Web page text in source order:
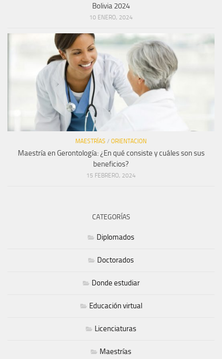
Bolivia 2024
10 ENERO, 2024
MAESTRÍAS / ORIENTACION
Maestría en Gerontología: ¿En qué consiste y cuáles son sus
beneficios?
15 FEBRERO, 2024
CATEGORÍAS
Diplomados
Doctorados
Donde estudiar
Educación virtual
Licenciaturas
Maestrías